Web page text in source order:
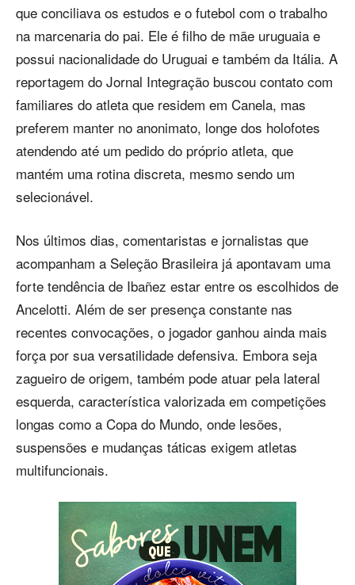
que conciliava os estudos e o futebol com o trabalho
na marcenaria do pai. Ele é filho de mãe uruguaia e
possui nacionalidade do Uruguai e também da Itália. A
reportagem do Jornal Integração buscou contato com
familiares do atleta que residem em Canela, mas
preferem manter no anonimato, longe dos holofotes
atendendo até um pedido do próprio atleta, que
mantém uma rotina discreta, mesmo sendo um
selecionável.
Nos últimos dias, comentaristas e jornalistas que
acompanham a Seleção Brasileira já apontavam uma
forte tendência de Ibañez estar entre os escolhidos de
Ancelotti. Além de ser presença constante nas
recentes convocações, o jogador ganhou ainda mais
força por sua versatilidade defensiva. Embora seja
zagueiro de origem, também pode atuar pela lateral
esquerda, característica valorizada em competições
longas como a Copa do Mundo, onde lesões,
suspensões e mudanças táticas exigem atletas
multifuncionais.